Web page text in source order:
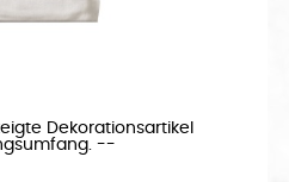
Dekorationsartikel
--